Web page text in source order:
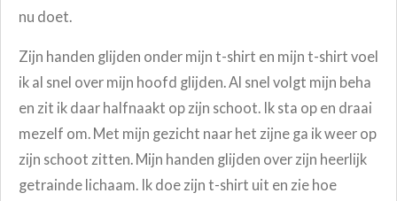
nu doet.
Zijn handen glijden onder mijn t-shirt en mijn t-shirt voel
ik al snel over mijn hoofd glijden. Al snel volgt mijn beha
en zit ik daar halfnaakt op zijn schoot. Ik sta op en draai
mezelf om. Met mijn gezicht naar het zijne ga ik weer op
zijn schoot zitten. Mijn handen glijden over zijn heerlijk
getrainde lichaam. Ik doe zijn t-shirt uit en zie hoe